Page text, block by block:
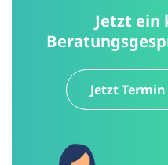
Jetzt ein
Jetzt